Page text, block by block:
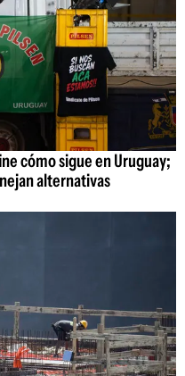
cómo sigue en Uruguay;
alternativas